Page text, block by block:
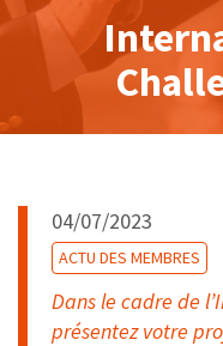
04/07/2023
ACTU DES MEMBRES
Dans le cadre de
présentez votre